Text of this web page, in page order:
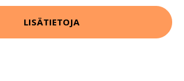
LISÄTIETOJA